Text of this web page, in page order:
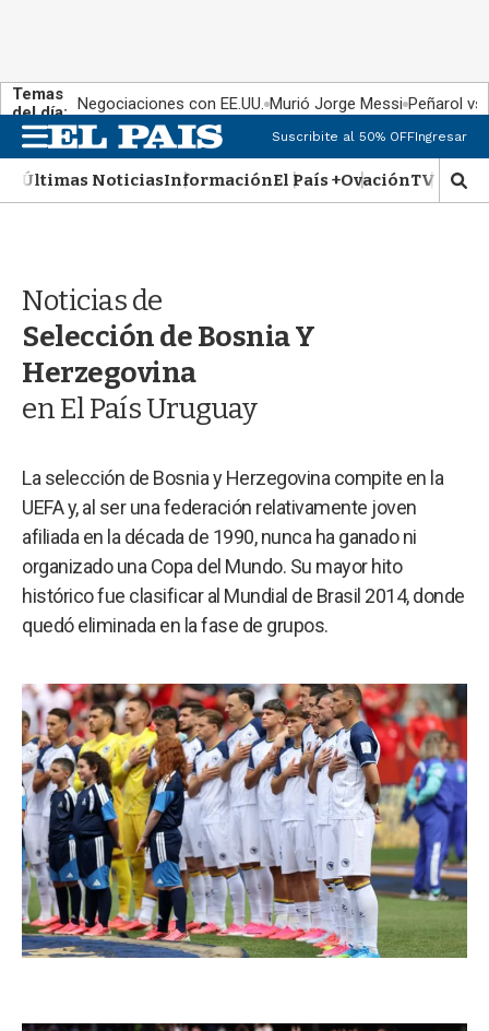
Temas
del día: Negociaciones con EE.UU. Murió Jorge Messi Peñarol
M
e
n
u
Suscribite al 50% OFFIngresar
Últimas NoticiasInformaciónEl País +OvaciónTV Show
M
o
Noticias de
Selección de Bosnia Y
Herzegovina
en El País Uruguay
La selección de Bosnia y Herzegovina compite en la
UEFA y, al ser una federación relativamente joven
afiliada en la década de 1990, nunca ha ganado ni
organizado una Copa del Mundo. Su mayor hito
histórico fue clasificar al Mundial de Brasil 2014, donde
quedó eliminada en la fase de grupos.